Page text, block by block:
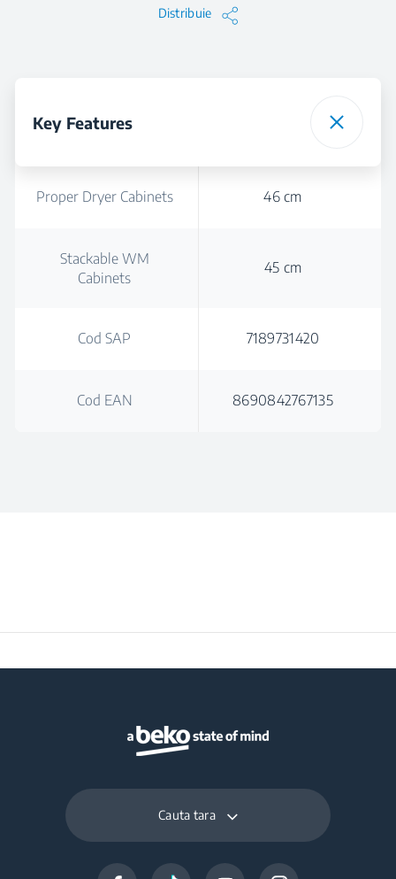
Distribuie
Key Features
Proper Dryer Cabinets 46 cm
Stackable WM
Cabinets
45 cm
Cod SAP 7189731420
Cod EAN 8690842767135
Cauta tara